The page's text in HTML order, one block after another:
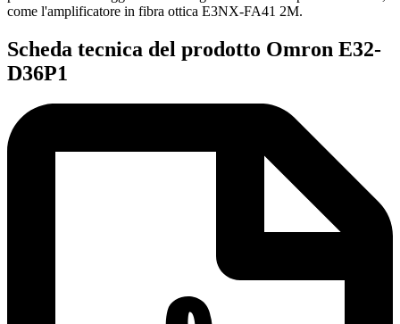
come l'amplificatore in fibra ottica E3NX-FA41 2M.
Scheda tecnica del prodotto Omron E32-
D36P1